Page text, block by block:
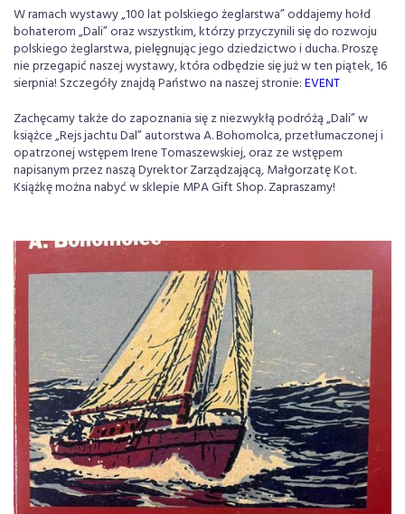
W ramach wystawy „100 lat polskiego żeglarstwa” oddajemy hołd
bohaterom „Dali” oraz wszystkim, którzy przyczynili się do rozwoju
polskiego żeglarstwa, pielęgnując jego dziedzictwo i ducha. Proszę
nie przegapić naszej wystawy, która odbędzie się już w ten piątek, 16
sierpnia! Szczegóły znajdą Państwo na naszej stronie: EVENT
Zachęcamy także do zapoznania się z niezwykłą podróżą „Dali” w
książce „Rejs jachtu Dal” autorstwa A. Bohomolca, przetłumaczonej i
opatrzonej wstępem Irene Tomaszewskiej, oraz ze wstępem
napisanym przez naszą Dyrektor Zarządzającą, Małgorzatę Kot.
Książkę można nabyć w sklepie MPA Gift Shop. Zapraszamy!